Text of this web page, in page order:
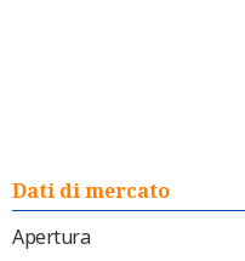
Dati di mercato
Apertura